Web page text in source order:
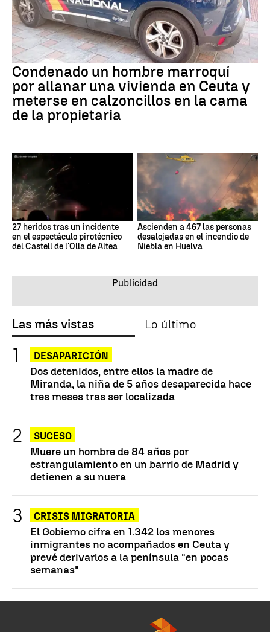
Condenado un hombre marroquí
por allanar una vivienda en Ceuta y
meterse en calzoncillos en la cama
de la propietaria
27 heridos tras un incidente
en el espectáculo pirotécnico
del Castell de l'Olla de Altea
Ascienden a 467 las personas
desalojadas en el incendio de
Niebla en Huelva
Las más vistas Lo último
DESAPARICIÓN
Dos detenidos, entre ellos la madre de
Miranda, la niña de 5 años desaparecida hace
tres meses tras ser localizada
SUCESO
Muere un hombre de 84 años por
estrangulamiento en un barrio de Madrid y
detienen a su nuera
CRISIS MIGRATORIA
El Gobierno cifra en 1.342 los menores
inmigrantes no acompañados en Ceuta y
prevé derivarlos a la península "en pocas
semanas"